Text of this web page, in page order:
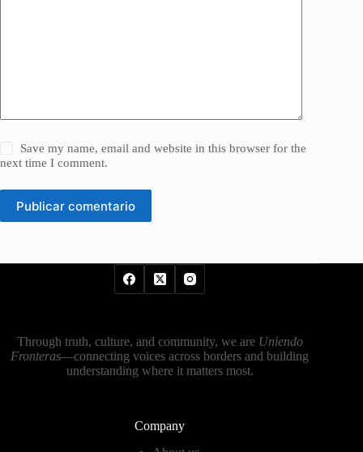
Save my name, email and website in this browser for the
next time I comment.
Publicar comentario
Through truth, culture, and community, we are Uniendo
Fronteras—connecting voices across borders and building
understanding where it matters most.
Company